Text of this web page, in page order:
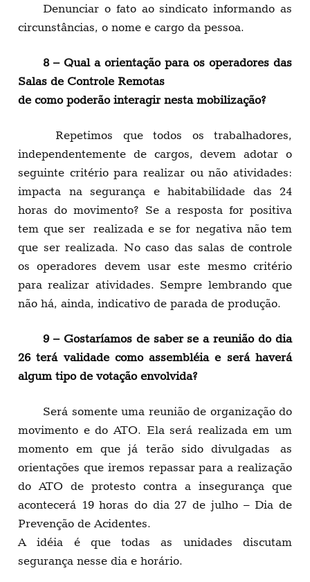
Denunciar o fato ao sindicato informando as
circunstâncias, o nome e cargo da pessoa.
8 – Qual a orientação para os operadores das
Salas de Controle Remotas
de como poderão interagir nesta mobilização?
Repetimos que todos os trabalhadores,
independentemente de cargos, devem adotar o
seguinte critério para realizar ou não atividades:
impacta na segurança e habitabilidade das 24
horas do movimento? Se a resposta for positiva
tem que ser realizada e se for negativa não tem
que ser realizada. No caso das salas de controle
os operadores devem usar este mesmo critério
para realizar atividades. Sempre lembrando que
não há, ainda, indicativo de parada de produção.
9 – Gostaríamos de saber se a reunião do dia
26 terá validade como assembléia e será haverá
algum tipo de votação envolvida?
Será somente uma reunião de organização do
movimento e do ATO. Ela será realizada em um
momento em que já terão sido divulgadas as
orientações que iremos repassar para a realização
do ATO de protesto contra a insegurança que
acontecerá 19 horas do dia 27 de julho – Dia de
Prevenção de Acidentes.
A idéia é que todas as unidades discutam
segurança nesse dia e horário.